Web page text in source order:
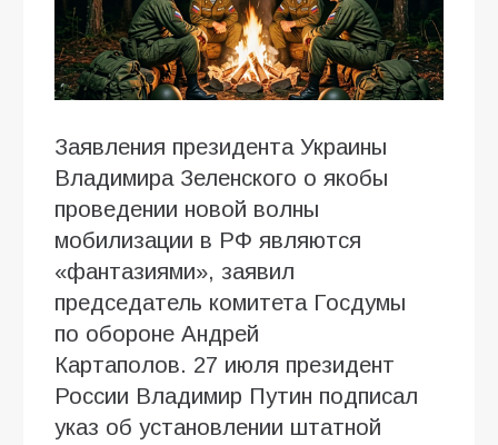
Заявления президента Украины
Владимира Зеленского о якобы
проведении новой волны
мобилизации в РФ являются
«фантазиями», заявил
председатель комитета Госдумы
по обороне Андрей
Картаполов. 27 июля президент
России Владимир Путин подписал
указ об установлении штатной